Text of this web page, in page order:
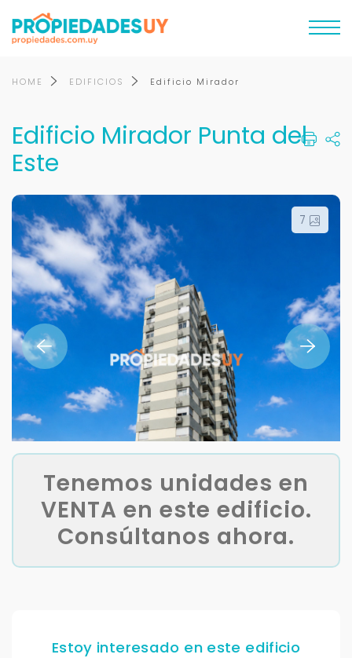
HOME EDIFICIOS Edificio Mirador
Edificio Mirador Punta del
Este
7
Tenemos unidades en
VENTA en este edificio.
Consúltanos ahora.
Estoy interesado en este edificio